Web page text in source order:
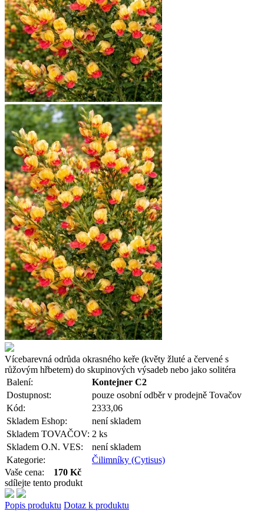
Vícebarevná odrůda okrasného keře (květy žluté a červené s
růžovým hřbetem) do skupinových výsadeb nebo jako solitéra
Balení:
Kontejner C2
Dostupnost:
pouze osobní odběr v prodejně Tovačov
Kód:
2333,06
Skladem Eshop:
není skladem
Skladem TOVAČOV: 2 ks
Skladem O.N. VES:
není skladem
Kategorie:
Čilimníky (Cytisus)
Vaše cena: 170 Kč
sdílejte tento produkt
Popis produktu Dotaz k produktu